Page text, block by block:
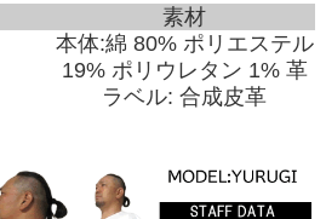
素材
本体:綿 80% ポリエステル
19% ポリウレタン 1% 革
ラベル: 合成皮革